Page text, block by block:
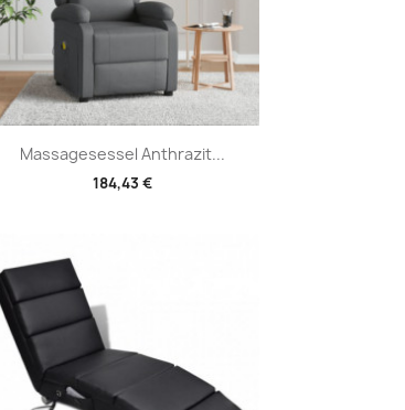
Massagesessel Anthrazit...
184,43 €
Vorschau